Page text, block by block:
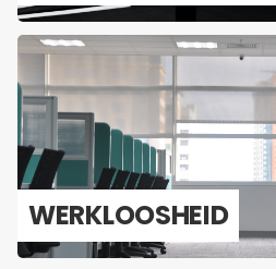
WERK­LOOS­HEID